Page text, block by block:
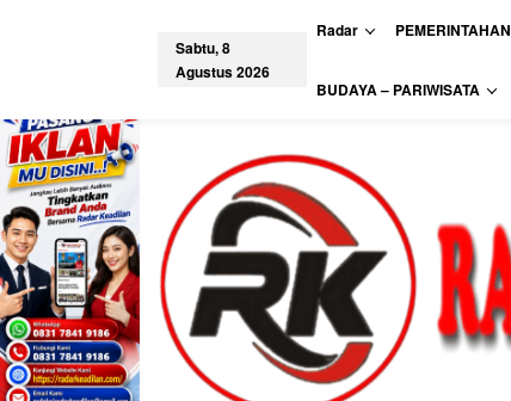
i
k
k
n
t
e
n
Sabtu, 8
Agustus 2026
Radar PEMERINTAHAN
BUDAYA – PARIWISATA